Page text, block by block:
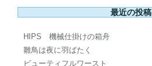
最近の投稿
HIPS 機械仕掛けの箱舟
雛鳥は夜に羽ばたく
ビューティフルワースト